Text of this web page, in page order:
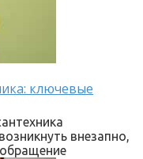
ключевые
внезапно,